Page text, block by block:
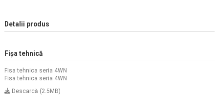
Detalii produs
Fișa tehnică
Fisa tehnica seria 4WN
Fisa tehnica seria 4WN
Descarcă (2.5MB)